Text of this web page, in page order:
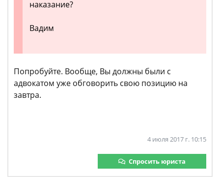
наказание?
Вадим
Попробуйте. Вообще, Вы должны были с
адвокатом уже обговорить свою позицию на
завтра.
4 июля 2017 г. 10:15
Спросить юриста